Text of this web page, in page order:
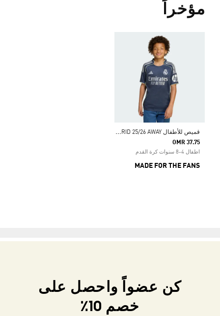
مؤخراً
ق
ميص للأطفال REAL MADRID 25/26 AWAY
OMR 37.75
اطفال 4-8 سنوات كرة القدم
MADE FOR THE FANS
كن عضواً واحصل على
خصم 10٪